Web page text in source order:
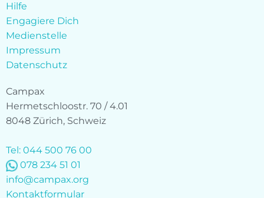
Hilfe
Engagiere Dich
Medienstelle
Impressum
Datenschutz
Campax
Hermetschloostr. 70 / 4.01
8048 Zürich, Schweiz
Tel: 044 500 76 00
078 234 51 01
info@campax.org
Kontaktformular